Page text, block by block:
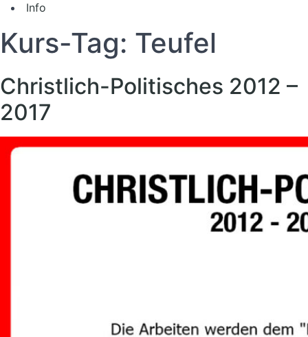
Info
Kurs-Tag: Teufel
Christlich-Politisches 2012 –
2017